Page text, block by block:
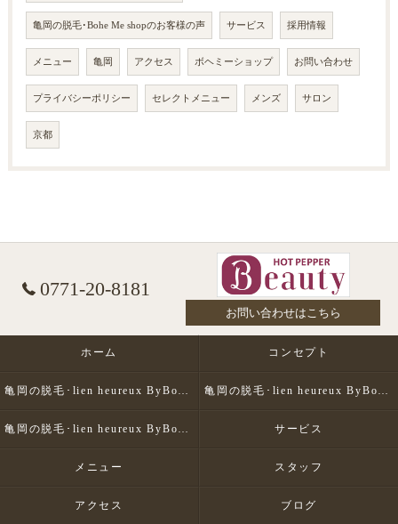
亀岡の脱毛･Bohe Me shopのお客様の声 サービス 採用情報
メニュー 亀岡 アクセス ボヘミーショップ お問い合わせ
プライバシーポリシー セレクトメニュー メンズ サロン
京都
0771-20-8181
お問い合わせはこちら
ホーム コンセプト
亀岡の脱毛･lien heureux ByBohe Me shopの口コミ情報 亀岡の脱毛･lien heureux ByBohe Me shopの評判
亀岡の脱毛･lien heureux ByBohe Me shopのお客様の声 サービス
メニュー スタッフ
アクセス ブログ